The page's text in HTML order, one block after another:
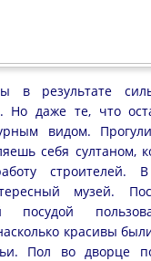
в результате
Но даже те, что
видом.
себя султаном,
строителей.
музей.
посудой
красивы
Пол во дворце